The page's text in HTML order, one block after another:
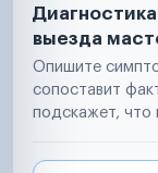
выезда
Опишите
сопоставит
подскажет, что